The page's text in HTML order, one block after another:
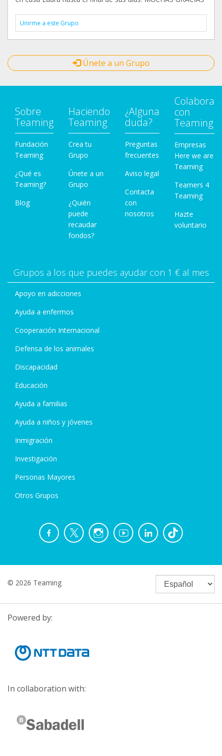
Unirme a este Grupo
Únete a un Grupo
Sobre
Teaming
Fundación
Teaming
¿Qué es
Teaming?
Blog
Haciendo
Teaming
Crea tu
Grupo
Únete a un
Grupo
¿Quién
puede
recaudar
fondos?
¿Alguna
duda?
Preguntas
frecuentes
Aviso legal
Contacta
con
nosotros
Colabora
con
Teaming
Empresas
Here we are
Teaming
Teamers 4
Teaming
Hazte
voluntario
Grupos a los que puedes ayudar con 1 € al mes
Apoyo en adicciones
Ayuda a enfermos
Cooperación Internacional
Defensa de los animales
Discapacidad
Educación
Ayuda a familias
Ayuda a niños y jóvenes
Inmigración
Investigación
Personas Mayores
Otros Grupos
© 2026 Teaming
Powered by:
In collaboration with: